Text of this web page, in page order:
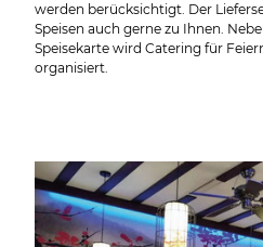
werden berücksichtigt. Der
Speisen auch gerne zu Ihnen.
Speisekarte wird Catering für
organisiert.